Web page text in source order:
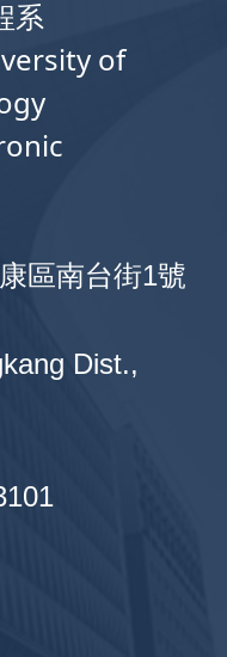
系
of
區南台街1號
Dist.,